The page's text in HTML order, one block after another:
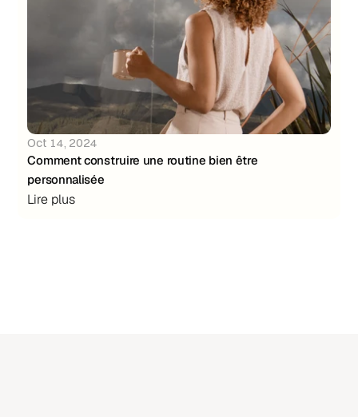
Oct 14, 2024
Comment construire une routine bien être
personnalisée
Lire plus